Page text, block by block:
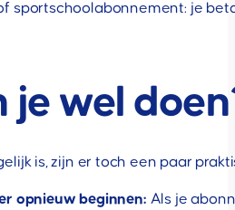
sportschoolabonnement: je
je wel
is, zijn er toch een paar
opnieuw beginnen: Als je